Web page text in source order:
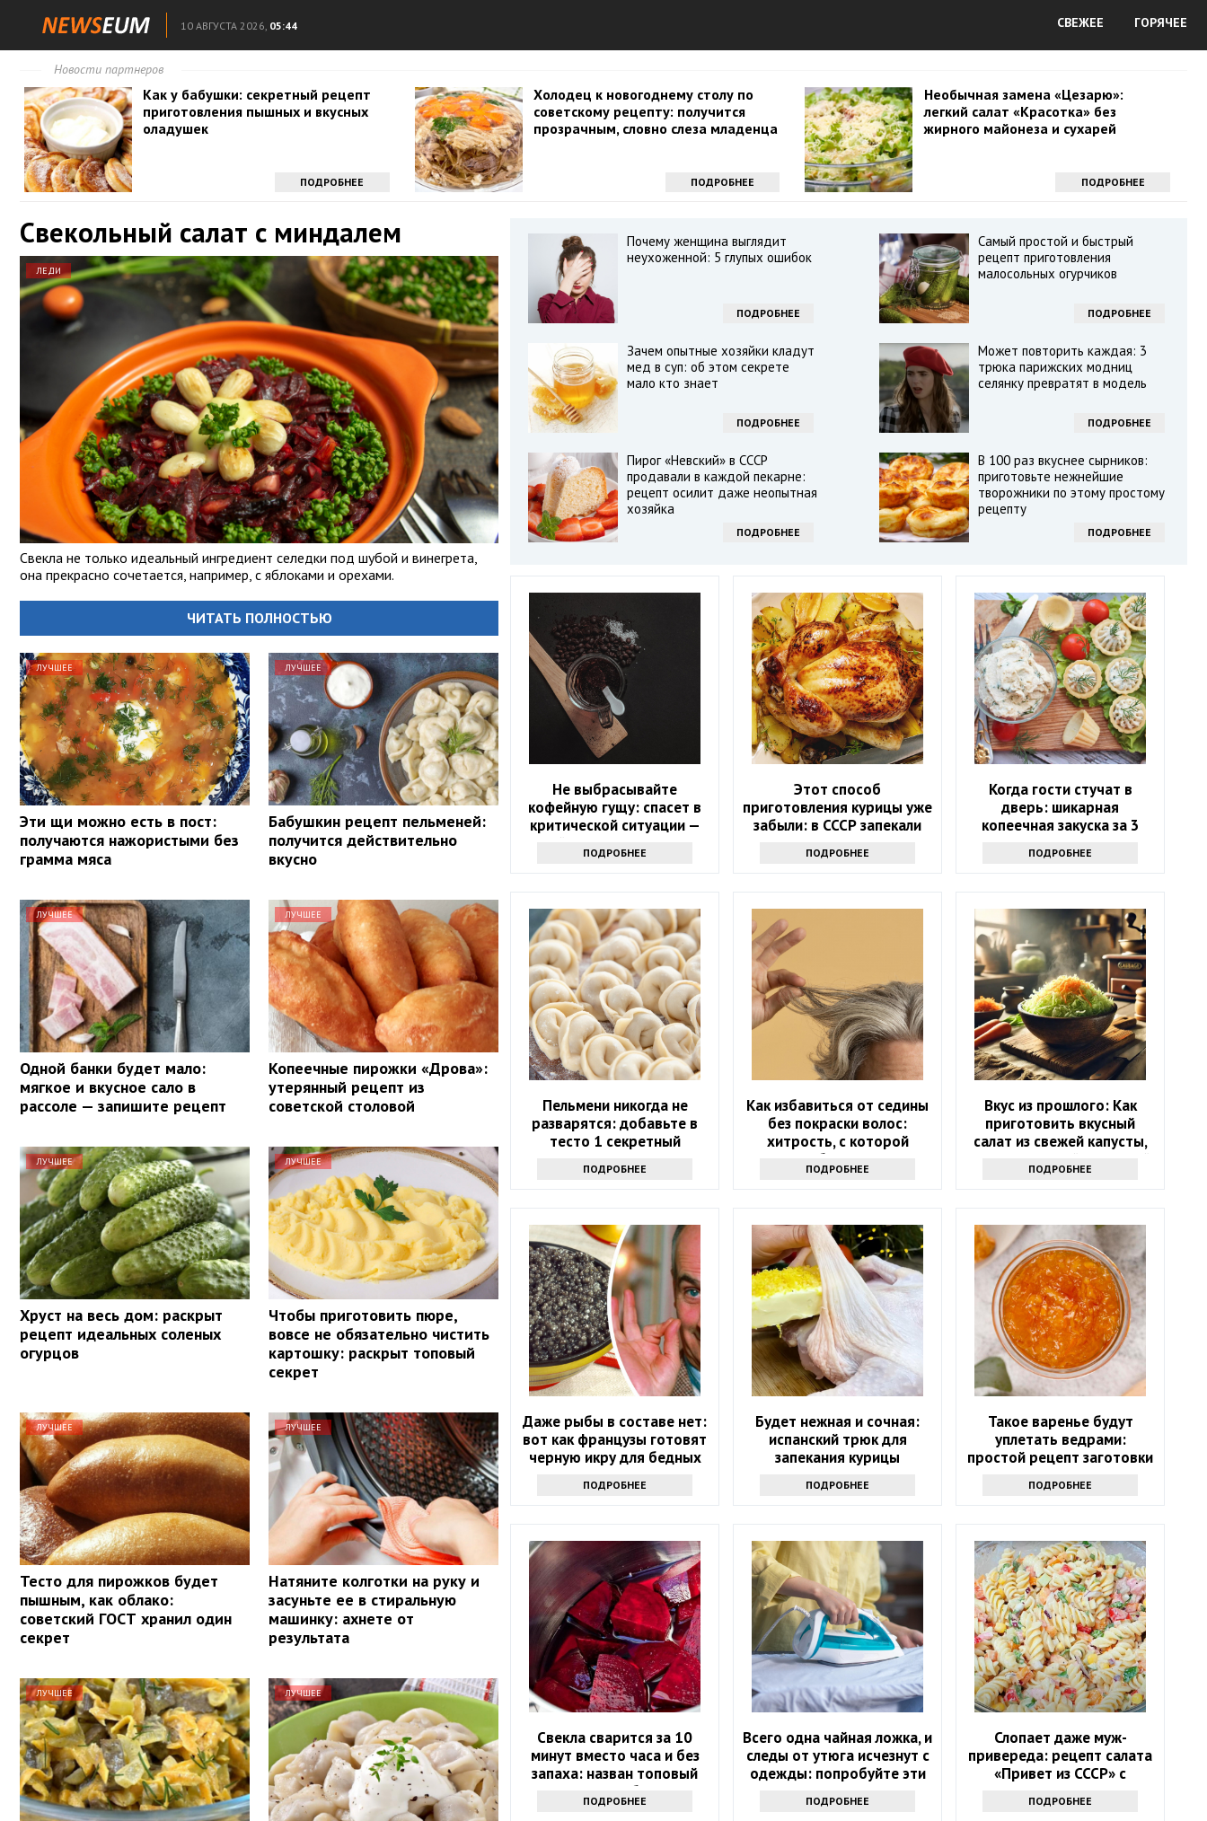
10 АВГУСТА 2026, 05:44 СВЕЖЕЕ ГОРЯЧЕЕ
Новости партнеров
Как у бабушки: секретный рецепт
приготовления пышных и вкусных
оладушек
ПОДРОБНЕЕ
Холодец к новогоднему столу по
советскому рецепту: получится
прозрачным, словно слеза младенца
ПОДРОБНЕЕ
Необычная замена «Цезарю»:
легкий салат «Красотка» без
жирного майонеза и сухарей
ПОДРОБНЕЕ
Свекольный салат с миндалем
ЛЕДИ
Свекла не только идеальный ингредиент селедки под шубой и винегрета,
она прекрасно сочетается, например, с яблоками и орехами.
ЧИТАТЬ ПОЛНОСТЬЮ
ЛУЧШЕЕ
Эти щи можно есть в пост:
получаются нажористыми без
грамма мяса
ЛУЧШЕЕ
Бабушкин рецепт пельменей:
получится действительно
вкусно
ЛУЧШЕЕ
Одной банки будет мало:
мягкое и вкусное сало в
рассоле — запишите рецепт
ЛУЧШЕЕ
Копеечные пирожки «Дрова»:
утерянный рецепт из
советской столовой
ЛУЧШЕЕ
Хруст на весь дом: раскрыт
рецепт идеальных соленых
огурцов
ЛУЧШЕЕ
Чтобы приготовить пюре,
вовсе не обязательно чистить
картошку: раскрыт топовый
секрет
ЛУЧШЕЕ
Тесто для пирожков будет
пышным, как облако:
советский ГОСТ хранил один
секрет
ЛУЧШЕЕ
Натяните колготки на руку и
засуньте ее в стиральную
машинку: ахнете от
результата
ЛУЧШЕЕ ЛУЧШЕЕ
Почему женщина выглядит
неухоженной: 5 глупых ошибок
ПОДРОБНЕЕ
Самый простой и быстрый
рецепт приготовления
малосольных огурчиков
ПОДРОБНЕЕ
Зачем опытные хозяйки кладут
мед в суп: об этом секрете
мало кто знает
ПОДРОБНЕЕ
Может повторить каждая: 3
трюка парижских модниц
селянку превратят в модель
ПОДРОБНЕЕ
Пирог «Невский» в СССР
продавали в каждой пекарне:
рецепт осилит даже неопытная
хозяйка
ПОДРОБНЕЕ
В 100 раз вкуснее сырников:
приготовьте нежнейшие
творожники по этому простому
рецепту
ПОДРОБНЕЕ
Не выбрасывайте
кофейную гущу: спасет в
критической ситуации —
лайфхак от опытных
хозяек
ПОДРОБНЕЕ
Этот способ
приготовления курицы уже
забыли: в СССР запекали
вкуснее, чем на гриле
ПОДРОБНЕЕ
Когда гости стучат в
дверь: шикарная
копеечная закуска за 3
ПОДРОБНЕЕ
Пельмени никогда не
разварятся: добавьте в
тесто 1 секретный
тонкие
ПОДРОБНЕЕ
Как избавиться от седины
без покраски волос:
хитрость, с которой
должна быть знакома
каждая женщина
ПОДРОБНЕЕ
Вкус из прошлого: Как
приготовить вкусный
салат из свежей капусты,
как в советской школьной
столовой
ПОДРОБНЕЕ
Даже рыбы в составе нет:
вот как французы готовят
черную икру для бедных
ПОДРОБНЕЕ
Будет нежная и сочная:
испанский трюк для
запекания курицы
ПОДРОБНЕЕ
Такое варенье будут
уплетать ведрами:
простой рецепт заготовки
ПОДРОБНЕЕ
Свекла сварится за 10
минут вместо часа и без
запаха: назван топовый
способ
ПОДРОБНЕЕ
Всего одна чайная ложка, и
следы от утюга исчезнут с
одежды: попробуйте эти
ПОДРОБНЕЕ
Слопает даже муж-
привереда: рецепт салата
«Привет из СССР» с
колбасой
ПОДРОБНЕЕ